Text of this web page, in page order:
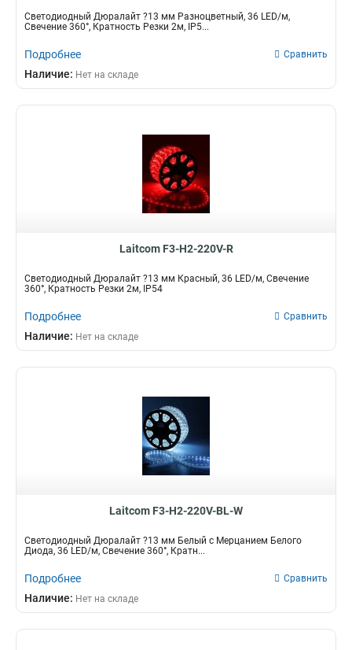
Светодиодный Дюралайт ?13 мм Разноцветный, 36 LED/м,
Свечение 360°, Кратность Резки 2м, IP5...
Подробнее Сравнить
Наличие: Нет на складе
Laitcom F3-H2-220V-R
Светодиодный Дюралайт ?13 мм Красный, 36 LED/м, Свечение
360°, Кратность Резки 2м, IP54
Подробнее Сравнить
Наличие: Нет на складе
Laitcom F3-H2-220V-BL-W
Светодиодный Дюралайт ?13 мм Белый с Мерцанием Белого
Диода, 36 LED/м, Свечение 360°, Кратн...
Подробнее Сравнить
Наличие: Нет на складе